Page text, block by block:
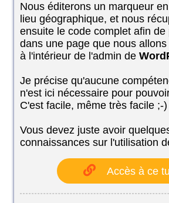
Nous éditerons un marqueur
lieu géographique, et nous
ensuite le code complet afin de
dans une page que nous
à l'intérieur de l'admin de
Je précise qu'aucune
n'est ici nécessaire pour
C'est facile, même très facile ;-)
Vous devez juste avoir
connaissances sur l'utilisation
Accès à ce